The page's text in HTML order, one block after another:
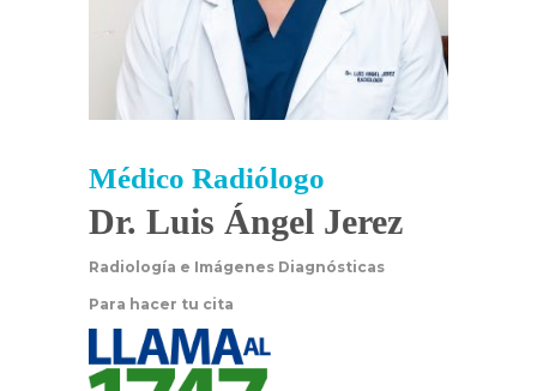
Médico Radiólogo
Dr. Luis Ángel Jerez
Radiología e Imágenes Diagnósticas
Para hacer tu cita